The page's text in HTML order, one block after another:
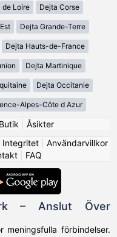
de Loire Dejta Corse
Dejta Grande-Terre
Dejta Hauts-de-France
Dejta Martinique
Dejta Occitanie
Alpes-Côte d Azur
Butik
Åsikter
Integritet| Användarvillkor
| FAQ
– Anslut Över
förbindelser.